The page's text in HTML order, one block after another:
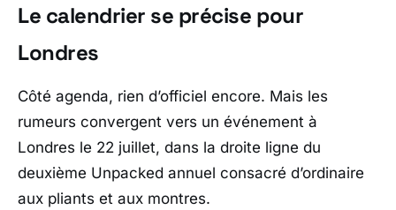
Le calendrier se précise pour
Londres
Côté agenda, rien d’officiel encore. Mais les
rumeurs convergent vers un événement à
Londres le 22 juillet, dans la droite ligne du
deuxième Unpacked annuel consacré d’ordinaire
aux pliants et aux montres.